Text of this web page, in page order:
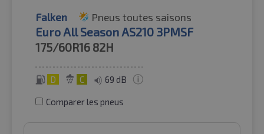
Falken Pneus toutes saisons
Euro All Season AS210 3PMSF
175/60R16 82H
D C 69 dB
Comparer les pneus